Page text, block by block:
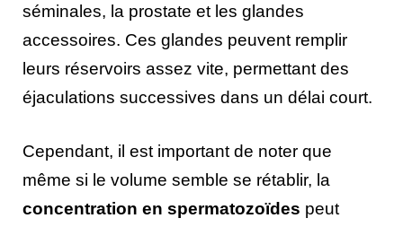
séminales, la prostate et les glandes
accessoires. Ces glandes peuvent remplir
leurs réservoirs assez vite, permettant des
éjaculations successives dans un délai court.
Cependant, il est important de noter que
même si le volume semble se rétablir, la
concentration en spermatozoïdes peut